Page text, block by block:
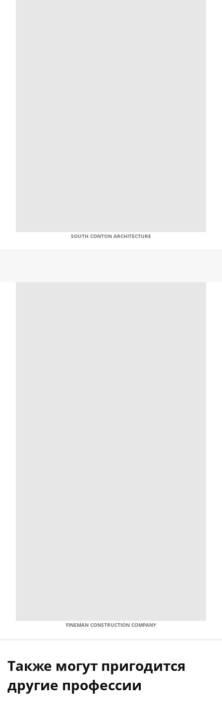
SOUTH CONTON ARCHITECTURE
FINEMAN CONSTRUCTION COMPANY
Также могут пригодится
другие профессии